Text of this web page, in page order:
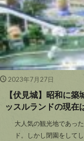
2023年7月27日
【伏見城】昭和に
ッスルランドの現在
大人気の観光地であっ
ド。しかし閉園をして